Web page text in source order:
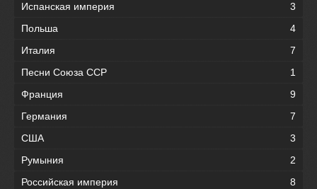
Испанская империя
3
Польша
4
Италия
7
Песни Союза ССР
1
Франция
9
Германия
7
США
3
Румыния
2
Российская империя
8